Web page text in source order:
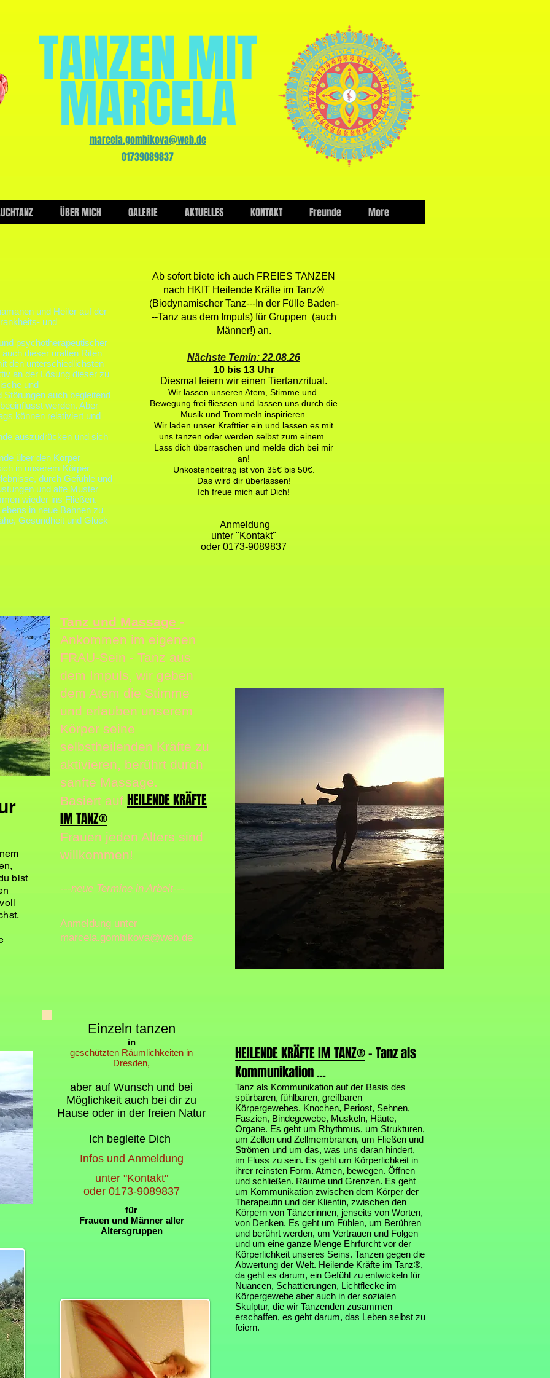
TANZEN MIT
MARCELA
marcela.gombikova@web.de
01739089837
ÜBER MICH GALERIE AKTUELLES KONTAKT Freunde More
und Heiler auf der
und
psychotherapeutischer
dieser uralten Riten
den unterschiedlichsten
an der Lösung dieser zu
und
auch begleitend
werden. Aber
können relativiert und
auszudrücken und sich
über den Körper
in unserem Körper
durch Gefühle und
und alte Muster
wieder ins Fließen.
in neue Bahnen zu
Gesundheit und Glück
Ab sofort biete ich auch FREIES TANZEN
nach HKIT Heilende Kräfte im Tanz®
(Biodynamischer Tanz---In der Fülle Baden-
--Tanz aus dem Impuls) für Gruppen (auch
Männer!) an.
Nächste Temin: 22.08.26
10 bis 13 Uhr
Diesmal feiern wir einen Tiertanzritual.
Wir lassen unseren Atem, Stimme und
Bewegung frei fliessen und lassen uns durch die
Musik und Trommeln inspirieren.
Wir laden unser Krafttier ein und lassen es mit
uns tanzen oder werden selbst zum einem.
Lass dich überraschen und melde dich bei mir
an!
Unkostenbeitrag ist von 35€ bis 50€.
Das wird dir überlassen!
Ich freue mich auf Dich!
Anmeldung
unter "Kontakt"
oder 0173-9089837
Tanz und Massage -
Ankommen im eigenen
FRAU-Sein - Tanz aus
dem Impuls, wir geben
dem Atem die Stimme
und erlauben unserem
Körper seine
selbstheilenden Kräfte zu
aktivieren, berührt durch
sanfte Massage.
Basiert auf HEILENDE KRÄFTE
IM TANZ®
Frauen jeden Alters sind
willkommen!
---neue Termine in Arbeit---
Anmeldung unter
marcela.gombikova@web.de
Einzeln tanzen
in
geschützten Räumlichkeiten in
Dresden,
aber auf Wunsch und bei
Möglichkeit auch bei dir zu
Hause oder in der freien Natur
Ich begleite Dich
Infos und Anmeldung
unter "Kontakt"
oder 0173-9089837
für
Frauen und Männer aller
Altersgruppen
HEILENDE KRÄFTE IM TANZ®- Tanz als
Kommunikation ...
Tanz als Kommunikation auf der Basis des
spürbaren, fühlbaren, greifbaren
Körpergewebes. Knochen, Periost, Sehnen,
Faszien, Bindegewebe, Muskeln, Häute,
Organe. Es geht um Rhythmus, um Strukturen,
um Zellen und Zellmembranen, um Fließen und
Strömen und um das, was uns daran hindert,
im Fluss zu sein. Es geht um Körperlichkeit in
ihrer reinsten Form. Atmen, bewegen. Öffnen
und schließen. Räume und Grenzen. Es geht
um Kommunikation zwischen dem Körper der
Therapeutin und der Klientin, zwischen den
Körpern von Tänzerinnen, jenseits von Worten,
von Denken. Es geht um Fühlen, um Berühren
und berührt werden, um Vertrauen und Folgen
und um eine ganze Menge Ehrfurcht vor der
Körperlichkeit unseres Seins. Tanzen gegen die
Abwertung der Welt. Heilende Kräfte im Tanz®,
da geht es darum, ein Gefühl zu entwickeln für
Nuancen, Schattierungen, Lichtflecke im
Körpergewebe aber auch in der sozialen
Skulptur, die wir Tanzenden zusammen
erschaffen, es geht darum, das Leben selbst zu
feiern.
bist